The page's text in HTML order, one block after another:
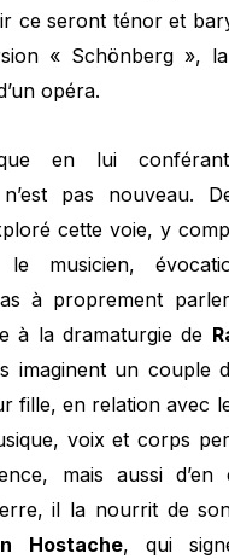
ce seront ténor et
« Schönberg »,
opéra.
en lui
pas nouveau.
cette voie, y
musicien,
à proprement
à la dramaturgie de
un couple
fille, en relation avec
voix et corps
mais aussi d’en
il la nourrit de
Hostache, qui